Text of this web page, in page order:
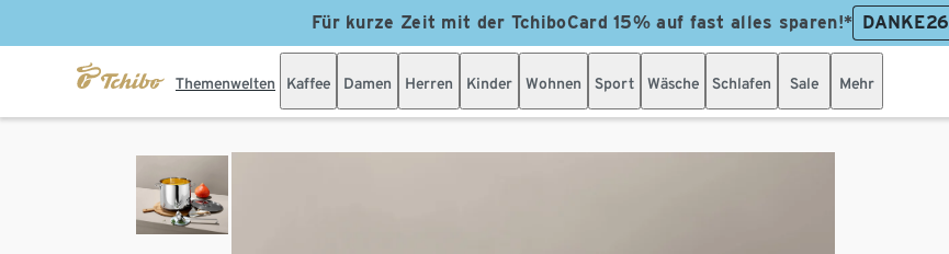
Für kurze Zeit mit der TchiboCard 15% auf fast alles sparen!* DANKE26
Themenwelten Kaffee Damen Herren Kinder Wohnen Sport Wäsche Schlafen Sale Mehr